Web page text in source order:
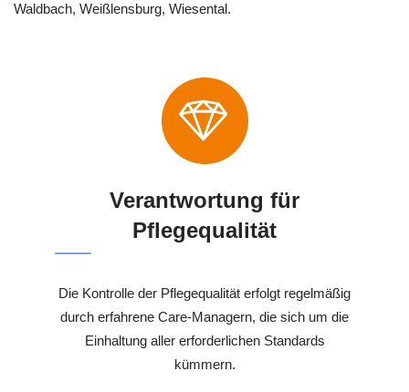
Waldbach, Weißlensburg, Wiesental.
Verantwortung für
Pflegequalität
Die Kontrolle der Pflegequalität erfolgt regelmäßig
durch erfahrene Care-Managern, die sich um die
Einhaltung aller erforderlichen Standards
kümmern.